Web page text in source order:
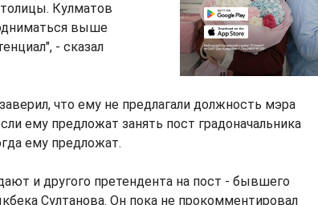
Кулматов
выше
- сказал
что ему не предлагали должность мэра
ему предложат занять пост градоначальника
ему предложат.
и другого претендента на пост - бывшего
Султанова. Он пока не прокомментировал